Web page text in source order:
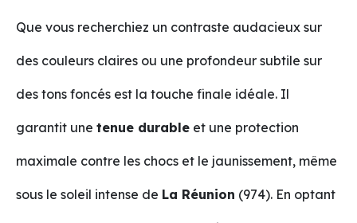
Que vous recherchiez un contraste audacieux sur
des couleurs claires ou une profondeur subtile sur
des tons foncés est la touche finale idéale. Il
garantit une tenue durable et une protection
maximale contre les chocs et le jaunissement, même
sous le soleil intense de La Réunion (974). En optant